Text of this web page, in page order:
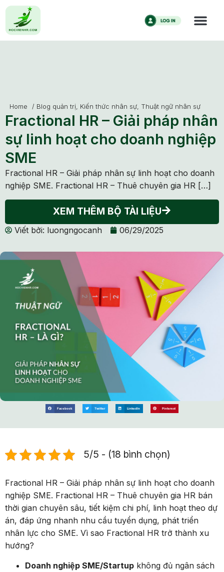
Home / Blog quản trị, Kiến thức nhân sự, Thuật ngữ nhân sự
Fractional HR – Giải pháp nhân
sự linh hoạt cho doanh nghiệp
SME
Fractional HR – Giải pháp nhân sự linh hoạt cho doanh
nghiệp SME. Fractional HR – Thuê chuyên gia HR […]
XEM THÊM BỘ TÀI LIỆU
Viết bởi: luongngocanh 06/29/2025
Facebook Twitter LinkedIn Pinterest
5/5 - (18 bình chọn)
Fractional HR – Giải pháp nhân sự linh hoạt cho doanh
nghiệp SME. Fractional HR – Thuê chuyên gia HR bán
thời gian chuyên sâu, tiết kiệm chi phí, linh hoạt theo dự
án, đáp ứng nhanh nhu cầu tuyển dụng, phát triển
nhân lực cho SME. Vì sao Fractional HR trở thành xu
hướng?
Doanh nghiệp SME/Startup không đủ ngân sách